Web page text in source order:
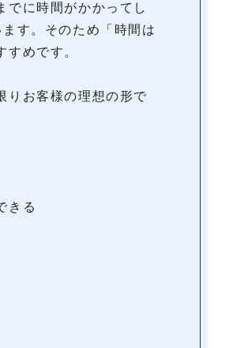
でに時間がかかってし
す。そのため「時間は
めです。
りお客様の理想の形で
きる